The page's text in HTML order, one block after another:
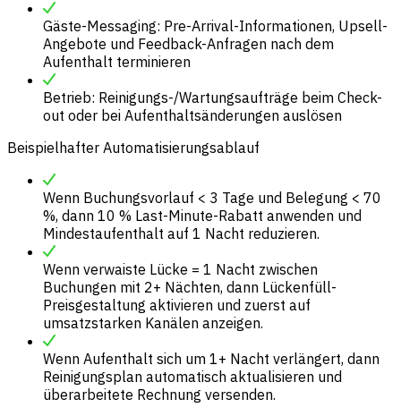
Gäste-Messaging: Pre-Arrival-Informationen, Upsell-
Angebote und Feedback-Anfragen nach dem
Aufenthalt terminieren
Betrieb: Reinigungs-/Wartungsaufträge beim Check-
out oder bei Aufenthaltsänderungen auslösen
Beispielhafter Automatisierungsablauf
Wenn Buchungsvorlauf < 3 Tage und Belegung < 70
%, dann 10 % Last-Minute-Rabatt anwenden und
Mindestaufenthalt auf 1 Nacht reduzieren.
Wenn verwaiste Lücke = 1 Nacht zwischen
Buchungen mit 2+ Nächten, dann Lückenfüll-
Preisgestaltung aktivieren und zuerst auf
umsatzstarken Kanälen anzeigen.
Wenn Aufenthalt sich um 1+ Nacht verlängert, dann
Reinigungsplan automatisch aktualisieren und
überarbeitete Rechnung versenden.